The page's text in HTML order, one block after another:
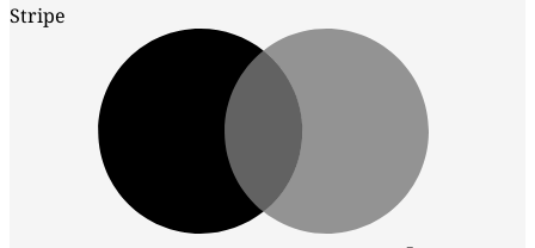
Stripe